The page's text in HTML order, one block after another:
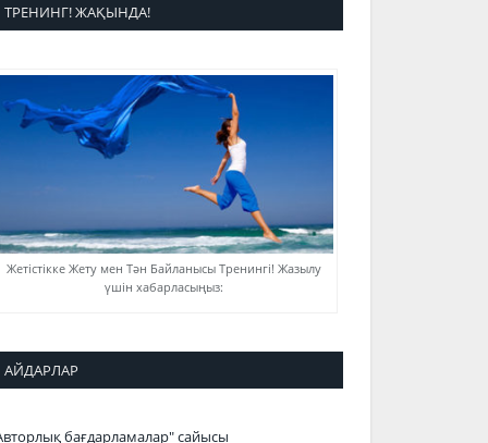
ТРЕНИНГ! ЖАҚЫНДА!
Жетістікке Жету мен Тән Байланысы Тренингі! Жазылу
үшін хабарласыңыз:
АЙДАРЛАР
бағдарламалар" сайысы